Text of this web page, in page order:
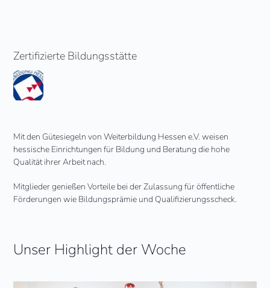
Zertifizierte Bildungsstätte
Mit den Gütesiegeln von Weiterbildung Hessen e.V. weisen
hessische Einrichtungen für Bildung und Beratung die hohe
Qualität ihrer Arbeit nach.
Mitglieder genießen Vorteile bei der Zulassung für öffentliche
Förderungen wie Bildungsprämie und Qualifizierungsscheck.
Unser Highlight der Woche